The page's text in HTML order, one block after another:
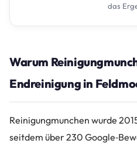
das
Warum
Endreinigung in
Reinigungmunchen wurde
seitdem über 230